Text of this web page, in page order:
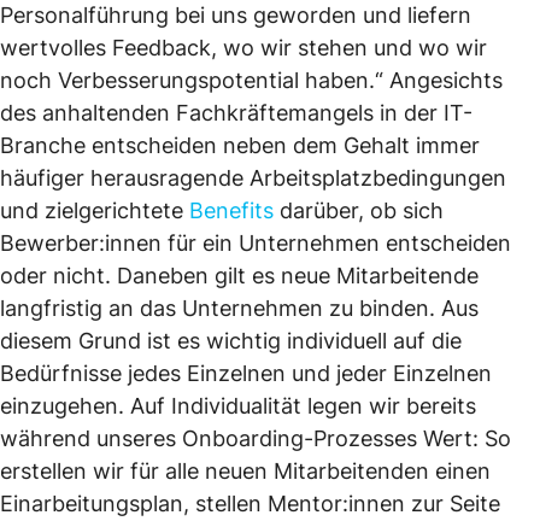
Personalführung bei uns geworden und liefern
wertvolles Feedback, wo wir stehen und wo wir
noch Verbesserungspotential haben.“ Angesichts
des anhaltenden Fachkräftemangels in der IT-
Branche entscheiden neben dem Gehalt immer
häufiger herausragende Arbeitsplatzbedingungen
und zielgerichtete Benefits darüber, ob sich
Bewerber:innen für ein Unternehmen entscheiden
oder nicht. Daneben gilt es neue Mitarbeitende
langfristig an das Unternehmen zu binden. Aus
diesem Grund ist es wichtig individuell auf die
Bedürfnisse jedes Einzelnen und jeder Einzelnen
einzugehen. Auf Individualität legen wir bereits
während unseres Onboarding-Prozesses Wert: So
erstellen wir für alle neuen Mitarbeitenden einen
Einarbeitungsplan, stellen Mentor:innen zur Seite